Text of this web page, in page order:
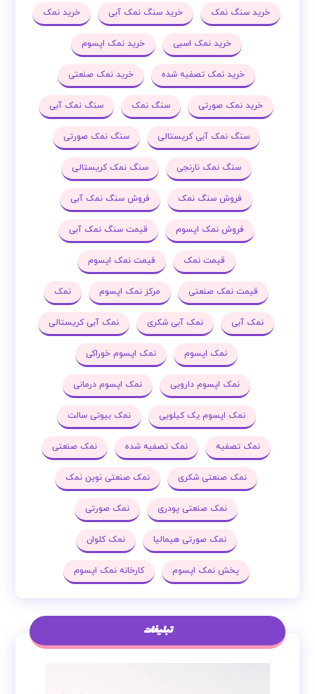
خرید سنگ نمک خرید سنگ نمک آبی خرید نمک
خرید نمک اسبی خرید نمک اپسوم
خرید نمک تصفیه شده خرید نمک صنعتی
خرید نمک صورتی سنگ نمک سنگ نمک آبی
سنگ نمک آبی کریستالی سنگ نمک صورتی
سنگ نمک نارنجی سنگ نمک کریستالی
فروش سنگ نمک فروش سنگ نمک آبی
فروش نمک اپسوم قیمت سنگ نمک آبی
قیمت نمک قیمت نمک اپسوم
قیمت نمک صنعتی مرکز نمک اپسوم نمک
نمک آبی نمک آبی شکری نمک آبی کریستالی
نمک اپسوم نمک اپسوم خوراکی
نمک اپسوم دارویی نمک اپسوم درمانی
نمک اپسوم یک کیلویی نمک بیوتی سالت
نمک تصفیه نمک تصفیه شده نمک صنعتی
نمک صنعتی شکری نمک صنعتی نوین نمک
نمک صنعتی پودری نمک صورتی
نمک صورتی هیمالیا نمک کلوان
پخش نمک اپسوم کارخانه نمک اپسوم
تبلیغات